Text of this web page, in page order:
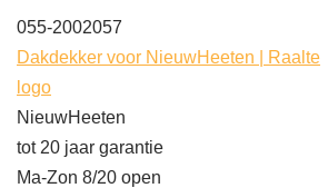
055-2002057
Dakdekker voor NieuwHeeten | Raalte
logo
NieuwHeeten
tot 20 jaar garantie
Ma-Zon 8/20 open